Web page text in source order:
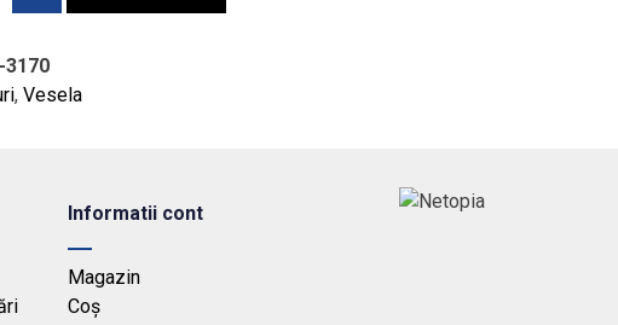
3170
,Vesela
Informatii cont
Magazin
Coș